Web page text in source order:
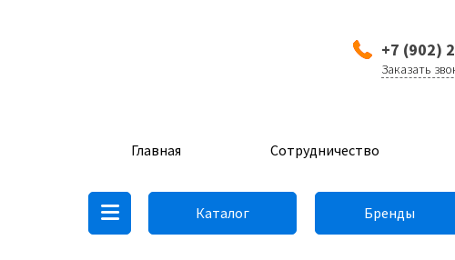
+7 (902)
Заказать
Главная Сотрудничество
Каталог Бренды